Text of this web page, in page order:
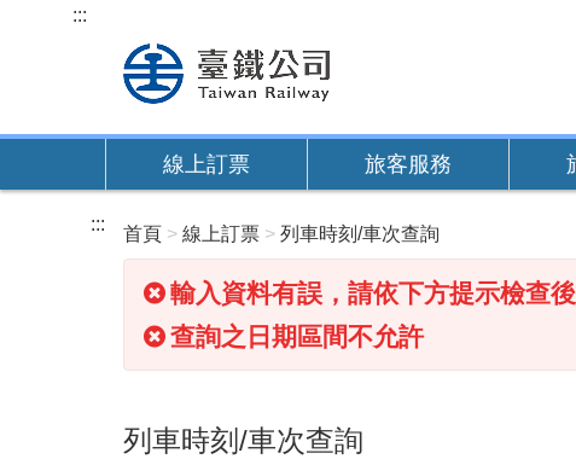
內
:::
線上訂票 旅客服務
::: 首頁 線上訂票 列車時刻/車次查詢
輸入資料有誤，請依下方提示檢查後
查詢之日期區間不允許
列車時刻/車次查詢